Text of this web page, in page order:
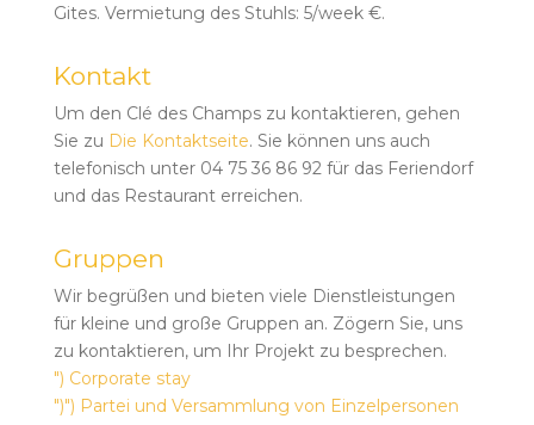
Gites. Vermietung des Stuhls: 5/week €.
Kontakt
Um den Clé des Champs zu kontaktieren, gehen
Sie zu Die Kontaktseite. Sie können uns auch
telefonisch unter 04 75 36 86 92 für das Feriendorf
und das Restaurant erreichen.
Gruppen
Wir begrüßen und bieten viele Dienstleistungen
für kleine und große Gruppen an. Zögern Sie, uns
zu kontaktieren, um Ihr Projekt zu besprechen.
") Corporate stay
")") Partei und Versammlung von Einzelpersonen